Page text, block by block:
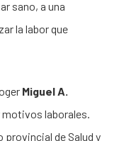
sano, a una
la labor que
Miguel A.
laborales.
provincial de Salud y